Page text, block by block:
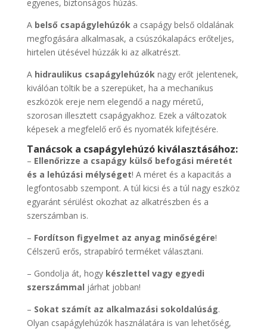
egyenes, biztonságos húzás.
Abelső csapágylehúzók a csapágy belső oldalának
megfogására alkalmasak, a csúszókalapács erőteljes,
hirtelen ütésével húzzák ki az alkatrészt.
A hidraulikus csapágylehúzók nagy erőt jelentenek,
kiválóan töltik be a szerepüket, ha a mechanikus
eszközök ereje nem elegendő a nagy méretű,
szorosan illesztett csapágyakhoz. Ezek a változatok
képesek a megfelelő erő és nyomaték kifejtésére.
Tanácsok a csapágylehúzó kiválasztásához:
– Ellenőrizze a csapágy külső befogási méretét
és a lehúzási mélységet! A méret és a kapacitás a
legfontosabb szempont. A túl kicsi és a túl nagy eszköz
egyaránt sérülést okozhat az alkatrészben és a
szerszámban is.
– Fordítson figyelmet az anyag minőségére!
Célszerű erős, strapabíró terméket választani.
– Gondolja át, hogy készlettel vagy egyedi
szerszámmal járhat jobban!
– Sokat számít az alkalmazási sokoldalúság.
Olyan csapágylehúzók használatára is van lehetőség,